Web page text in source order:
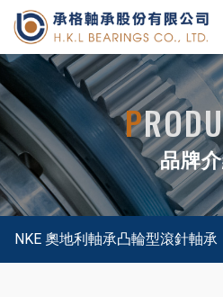
P
品牌
NKE 奧地利軸承凸輪型滾針軸承